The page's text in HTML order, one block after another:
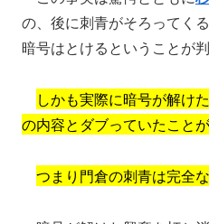
の、後に刺青がそろってく
暗号はとけるということが判
しかも実際に暗号が解け
の内容とダブっていたこと
つまり門倉の刺青は完全な